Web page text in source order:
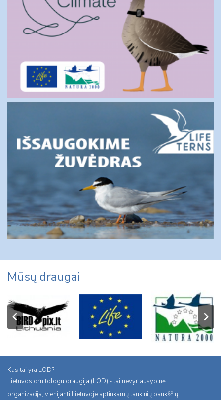
Mūsų draugai
Kas tai yra LOD?
Lietuvos ornitologu draugija (LOD) - tai nevyriausybinė
organizacija, vienijanti Lietuvoje aptinkamų laukinių paukščių